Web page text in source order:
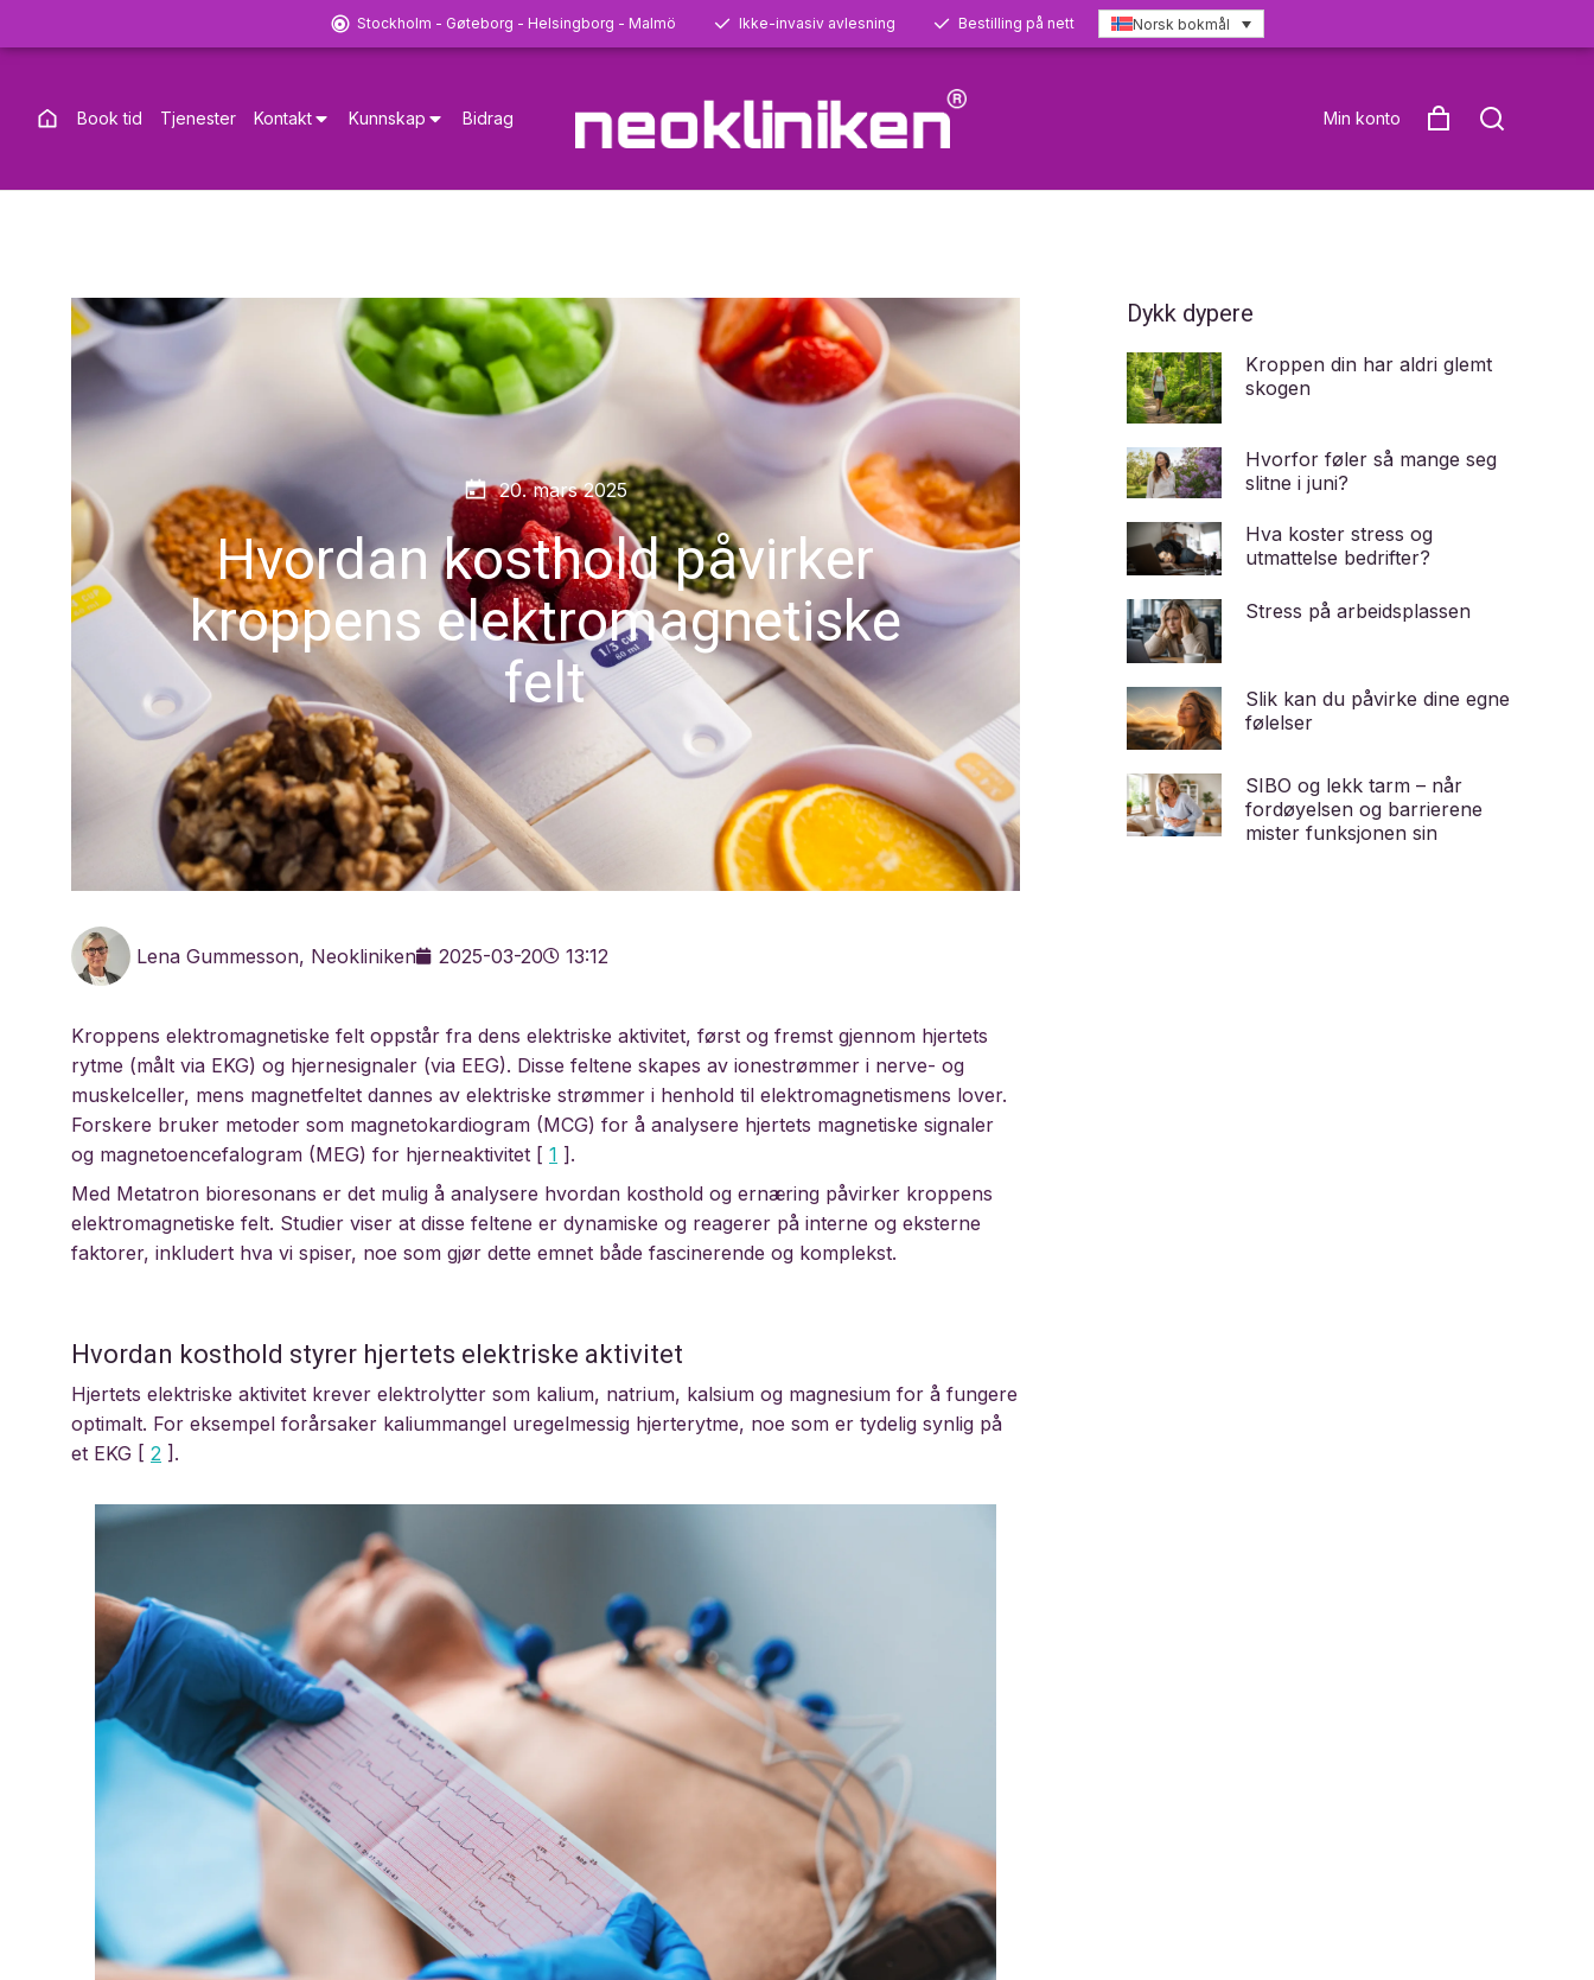
Stockholm - Gøteborg - Helsingborg - Malmö Ikke-invasiv avlesning Bestilling på nett Norsk bokmål
Book tid Tjenester Kontakt Kunnskap Bidrag Min konto
20. mars 2025
Hvordan kosthold påvirker
kroppens elektromagnetiske
felt
Lena Gummesson, Neokliniken 2025-03-20 13:12
Kroppens elektromagnetiske felt oppstår fra dens elektriske aktivitet, først og fremst gjennom hjertets
rytme (målt via EKG) og hjernesignaler (via EEG). Disse feltene skapes av ionestrømmer i nerve- og
muskelceller, mens magnetfeltet dannes av elektriske strømmer i henhold til elektromagnetismens lover.
Forskere bruker metoder som magnetokardiogram (MCG) for å analysere hjertets magnetiske signaler
og magnetoencefalogram (MEG) for hjerneaktivitet [ 1 ].
Med Metatron bioresonans er det mulig å analysere hvordan kosthold og ernæring påvirker kroppens
elektromagnetiske felt. Studier viser at disse feltene er dynamiske og reagerer på interne og eksterne
faktorer, inkludert hva vi spiser, noe som gjør dette emnet både fascinerende og komplekst.
Hvordan kosthold styrer hjertets elektriske aktivitet
Hjertets elektriske aktivitet krever elektrolytter som kalium, natrium, kalsium og magnesium for å fungere
optimalt. For eksempel forårsaker kaliummangel uregelmessig hjerterytme, noe som er tydelig synlig på
et EKG [ 2 ].
Dykk dypere
Kroppen din har aldri glemt
skogen
Hvorfor føler så mange seg
slitne i juni?
Hva koster stress og
utmattelse bedrifter?
Stress på arbeidsplassen
Slik kan du påvirke dine egne
følelser
SIBO og lekk tarm – når
fordøyelsen og barrierene
mister funksjonen sin